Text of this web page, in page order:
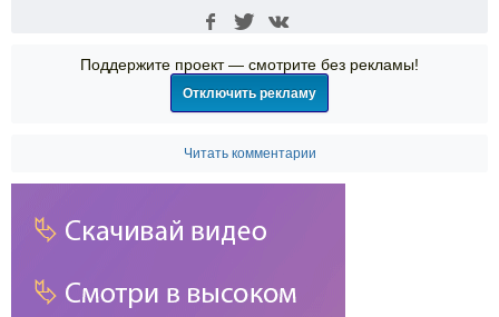
Поддержите проект — смотрите без рекламы!
Отключить рекламу
Читать комментарии